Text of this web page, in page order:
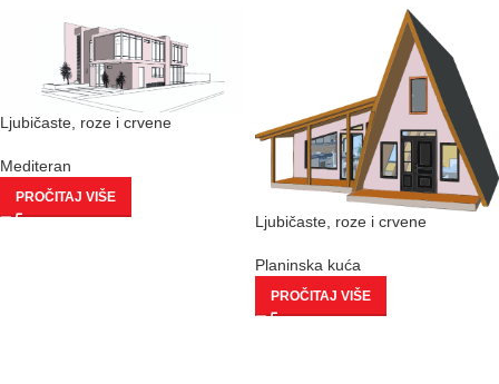
Ljubičaste, roze i crvene
Mediteran
PROČITAJ VIŠE
Ljubičaste, roze i crvene
Planinska kuća
PROČITAJ VIŠE